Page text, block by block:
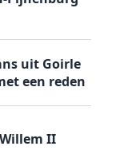
uit Goirle
een reden
II